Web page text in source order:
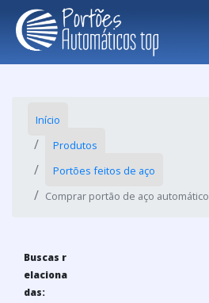
Início
Produtos
Portões feitos de aço
Comprar portão de aço automático
Buscas r
elaciona
das: